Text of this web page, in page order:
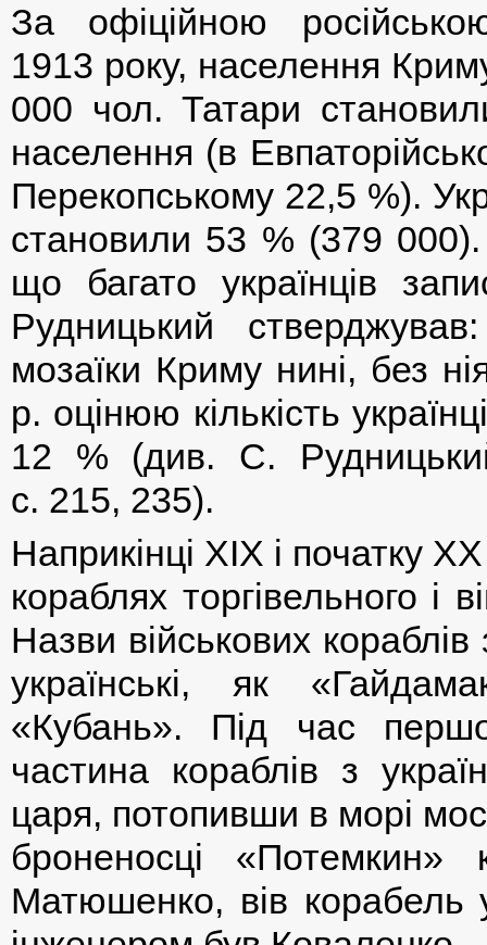
За офіційною
1913 року, населення
000 чол. Татари
населення (в
Перекопському 22,5 %).
становили 53 % (379
що багато українців
Рудницький
мозаїки Криму нині, без
р. оцінюю кількість
12 % (див. С.
с. 215, 235).
Наприкінці XIX і початку
кораблях торгівельного і
Назви військових
українські, як
«Кубань». Під час
частина кораблів з
царя, потопивши в морі
броненосці «Потемкин»
Матюшенко, вів корабель